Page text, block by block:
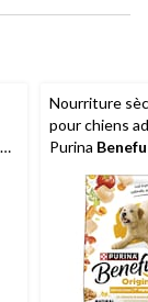
Nourriture
pour chiens
Purina
12,7 kg